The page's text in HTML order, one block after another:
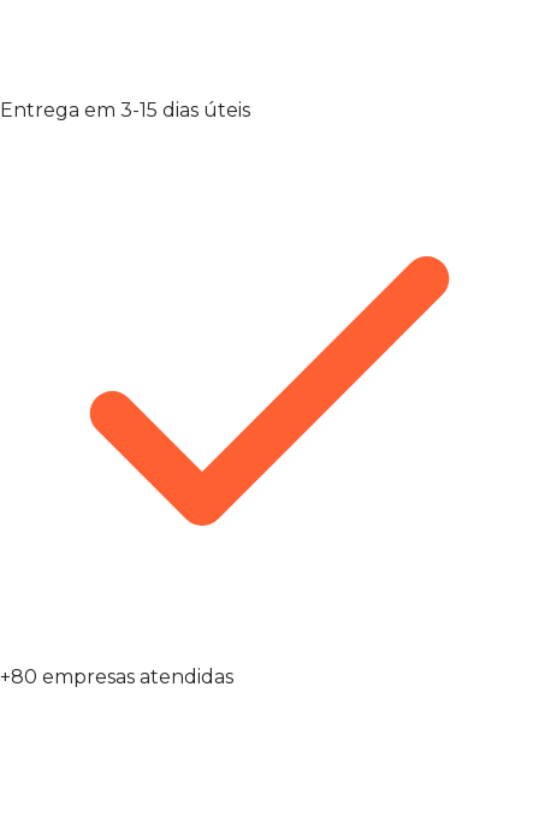
Entrega em 3-15 dias úteis
+80 empresas atendidas